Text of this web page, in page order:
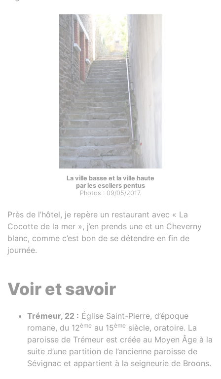
La ville basse et la ville haute
par les escliers pentus
Photos : 09/05/2017.
Près de l’hôtel, je repère un restaurant avec « La
Cocotte de la mer », j’en prends une et un Cheverny
blanc, comme c’est bon de se détendre en fin de
journée.
Voir et savoir
Trémeur, 22 : Église Saint-Pierre, d’époque
romane, du 12ème au 15ème siècle, oratoire. La
paroisse de Trémeur est créée au Moyen Âge à la
suite d’une partition de l’ancienne paroisse de
Sévignac et appartient à la seigneurie de Broons.